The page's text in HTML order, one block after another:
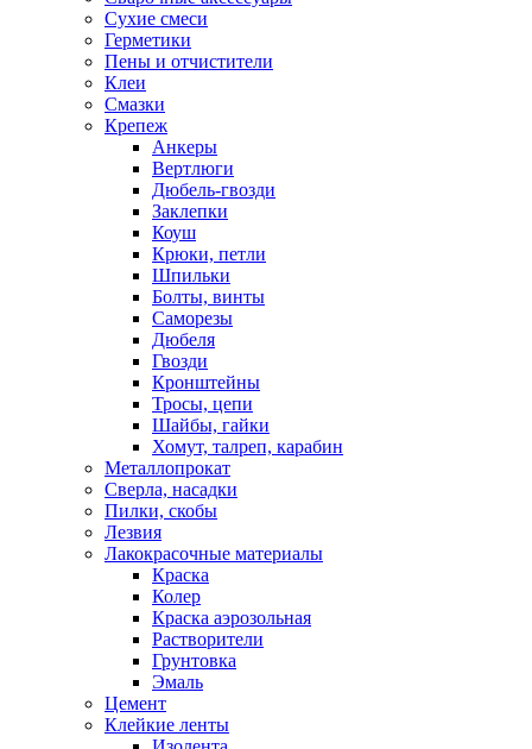
Сухие смеси
Герметики
Пены и отчистители
Клеи
Смазки
Крепеж
Анкеры
Вертлюги
Дюбель-гвозди
Заклепки
Коуш
Крюки, петли
Шпильки
Болты, винты
Саморезы
Дюбеля
Гвозди
Кронштейны
Тросы, цепи
Шайбы, гайки
Хомут, талреп, карабин
Металлопрокат
Сверла, насадки
Пилки, скобы
Лезвия
Лакокрасочные материалы
Краска
Колер
Краска аэрозольная
Растворители
Грунтовка
Эмаль
Цемент
Клейкие ленты